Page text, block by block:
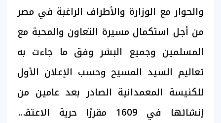
والحوار مع الوزارة والأطراف الراغبة في مصر
من أجل استكمال مسيرة التعاون والمحبة مع
المسلمين وجميع البشر وفق ما جاءت به
تعاليم السيد المسيح وحسب الإعلان الأول
للكنيسة المعمدانية الصادر بعد عامين من
إنشائها في 1609 مقررًا حرية الاعتقاد